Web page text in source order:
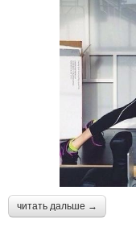
читать дальше →